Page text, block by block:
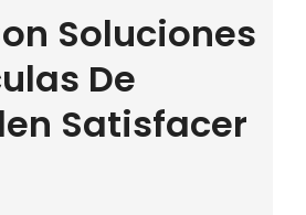
Soluciones
De
Satisfacer